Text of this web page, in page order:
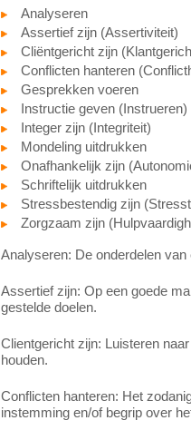
Analyseren
Assertief zijn (Assertiviteit)
Cliëntgericht zijn
Conflicten hanteren
Gesprekken voeren
Instructie geven (Instrueren)
Integer zijn (Integriteit)
Mondeling uitdrukken
Onafhankelijk zijn
Schriftelijk uitdrukken
Stressbestendig zijn
Zorgzaam zijn
Analyseren: De onderdelen
Assertief zijn: Op een goede
gestelde doelen.
Clientgericht zijn: Luisteren
houden.
Conflicten hanteren: Het
instemming en/of begrip over